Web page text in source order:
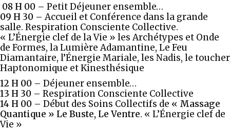
08 H 00 – Petit Déjeuner ensemble…
09 H 30 – Accueil et Conférence dans la grande
salle. Respiration Consciente Collective.
« L’Énergie clef de la Vie » les Archétypes et Onde
de Formes, la Lumière Adamantine, Le Feu
Diamantaire, l’Énergie Mariale, les Nadis, le toucher
Haptonomique et Kinesthésique
12 H 00 – Déjeuner ensemble…
13 H 30 – Respiration Consciente Collective
14 H 00 – Début des Soins Collectifs de « Massage
Quantique » Le Buste, Le Ventre. « L’Énergie clef de
Vie »